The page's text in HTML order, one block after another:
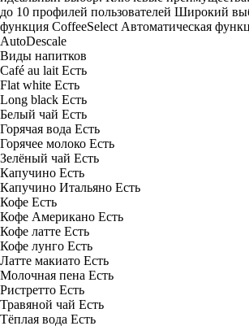
до 10 профилей пользователей Широкий
функция CoffeeSelect Автоматическая
AutoDescale
Виды напитков
Café au lait Есть
Flat white Есть
Long black Есть
Белый чай Есть
Горячая вода Есть
Горячее молоко Есть
Зелёный чай Есть
Капучино Есть
Капучино Итальяно Есть
Кофе Есть
Кофе Американо Есть
Кофе латте Есть
Кофе лунго Есть
Латте макиато Есть
Молочная пена Есть
Ристретто Есть
Травяной чай Есть
Тёплая вода Есть